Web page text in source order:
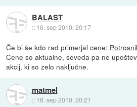
BALAST
:: 16. sep 2010, 20:17
Če bi še kdo rad primerjal cene:
Cene so aktualne, seveda pa ne
akcij, ki so zelo naključne.
matmel
:: 16. sep 2010, 20:21